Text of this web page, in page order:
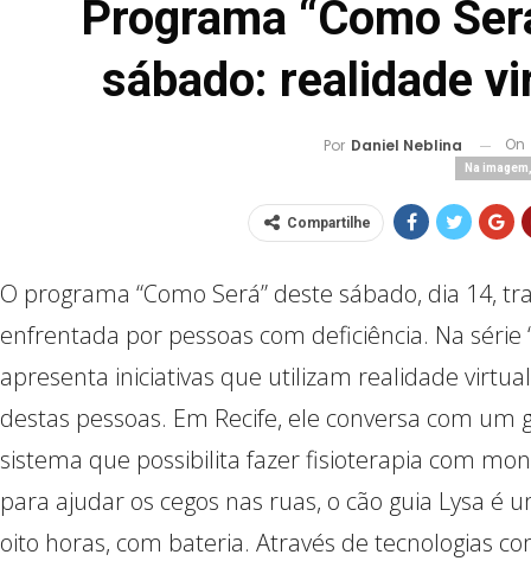
Programa “Como
sábado: realidade
Por Daniel Neblina On
Na
Compartilhe
O programa “Como Será” deste sábado, dia 14,
enfrentada por pessoas com deficiência. Na série
apresenta iniciativas que utilizam realidade
destas pessoas. Em Recife, ele conversa com
sistema que possibilita fazer fisioterapia com
para ajudar os cegos nas ruas, o cão guia Lysa é
oito horas, com bateria. Através de tecnologias